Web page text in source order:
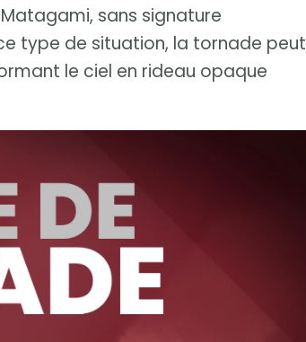
sans signature
type de situation, la tornade peut
le ciel en rideau opaque